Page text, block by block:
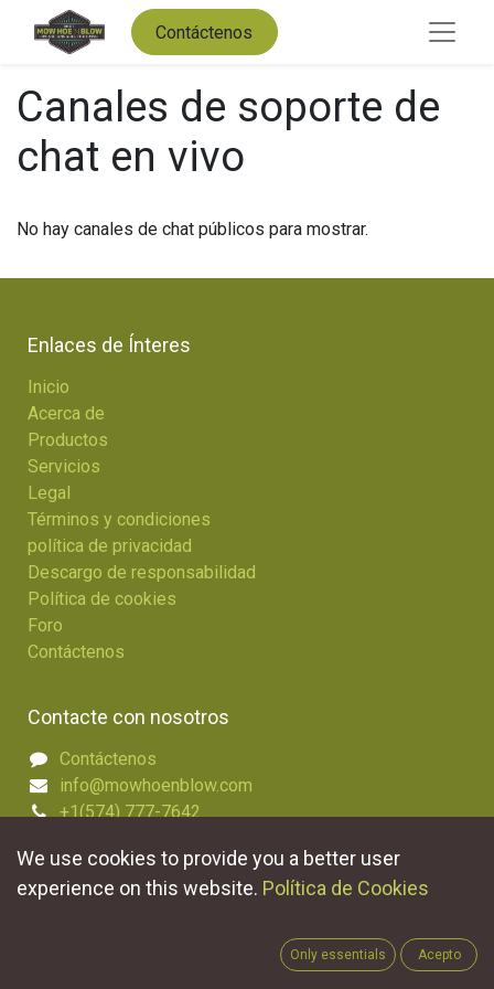
Contáctenos
Canales de soporte de
chat en vivo
No hay canales de chat públicos para mostrar.
Enlaces de Ínteres
Inicio
Acerca de
Productos
Servicios
Legal
Términos y condiciones
política de privacidad
Descargo de responsabilidad
Política de cookies
Foro
Contáctenos
Contacte con nosotros
Contáctenos
info@mowhoenblow.com
+1(574) 777-7642
We use cookies to provide you a better user
experience on this website. Política de Cookies
Only essentials Acepto